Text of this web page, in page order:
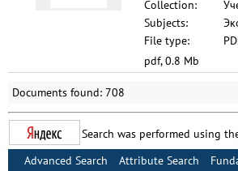
Collection:
Subjects:
File type:
pdf, 0.8 Mb
Documents found: 708
Search was performed using
Advanced Search
Attribute Search